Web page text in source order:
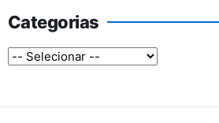
Categorias